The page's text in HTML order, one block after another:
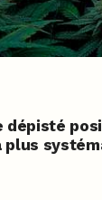
dépisté
plus